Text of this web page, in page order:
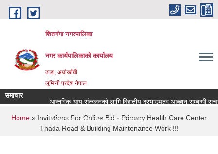
Skip to main content
शितगंगा नगरपालिका
नगर कार्यपालिकाकाे कार्यालय
ठाडा, अर्घाखाँची
लुम्बिनी प्रदेश नेपाल
समाचार
आन्तरिक आय संकलनको लागि विद्युतीय दरभाउपत्र आब्हान सम्बन्धी
रिक्त पदमा स्थायी शिक्षक सरुवा सम्बन्धमा ।।।
You are here
Home » Invitations For Online Bid - Primary Health Care Center
Thada Road & Building Maintenance Work !!!